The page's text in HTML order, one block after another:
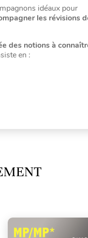
idéaux pour
les révisions
des notions à
en :